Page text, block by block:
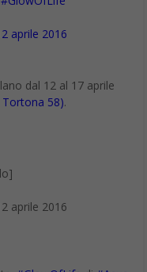
aprile 2016
dal 12 al 17 aprile
Tortona 58).
aprile 2016